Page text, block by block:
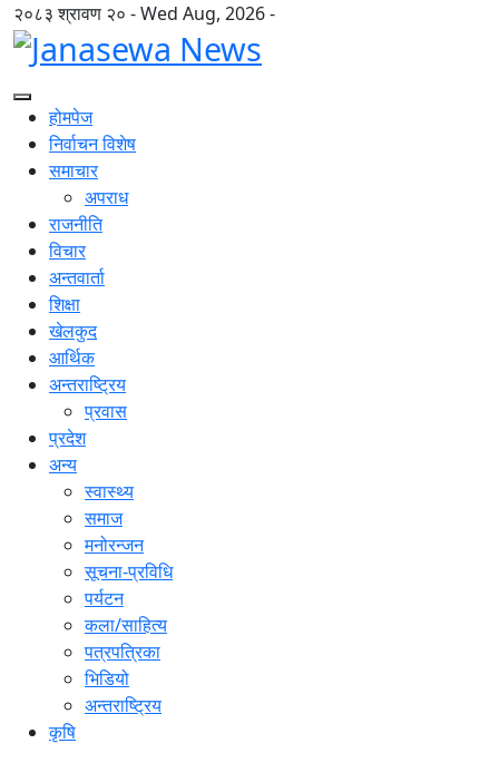
२०८३ श्रावण २० - Wed Aug, 2026 -
होमपेज
निर्वाचन विशेष
समाचार
अपराध
राजनीति
विचार
अन्तवार्ता
शिक्षा
खेलकुद
आर्थिक
अन्तराष्ट्रिय
प्रवास
प्रदेश
अन्य
स्वास्थ्य
समाज
मनोरन्जन
सूचना-प्रविधि
पर्यटन
कला/साहित्य
पत्रपत्रिका
भिडियो
अन्तराष्ट्रिय
कृषि